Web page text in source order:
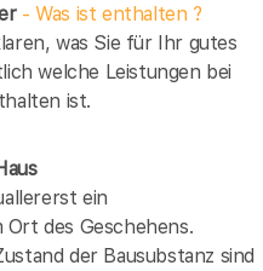
- Was ist enthalten ?
was Sie für Ihr gutes
welche Leistungen bei
ist.
ein
des Geschehens.
der Bausubstanz sind